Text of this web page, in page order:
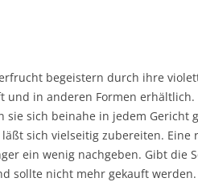
begeistern durch ihre
und in anderen Formen
sie sich beinahe in jedem Gericht
sich vielseitig zubereiten.
ein wenig nachgeben. Gibt die
sollte nicht mehr gekauft werden.